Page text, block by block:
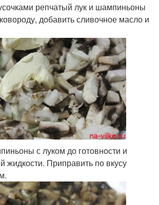
репчатый лук и шампиньоны
добавить сливочное масло и
с луком до готовности и
жидкости. Приправить по вкусу